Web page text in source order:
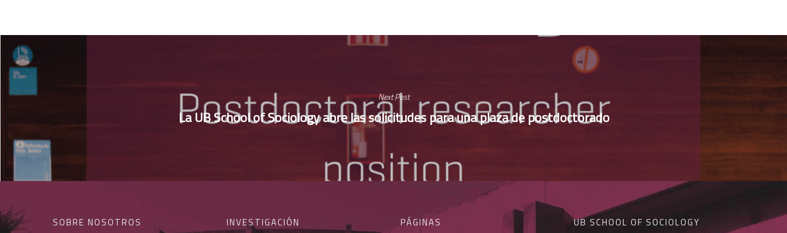
Next Post
La UB School of Sociology abre las solicitudes para una plaza de postdoctorado
SOBRE NOSOTROS INVESTIGACIÓN PÁGINAS UB SCHOOL OF SOCIOLOGY